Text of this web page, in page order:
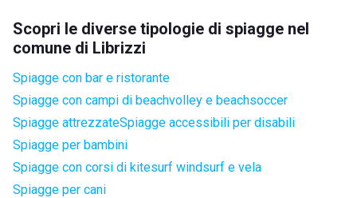
Scopri le diverse tipologie di spiagge nel
comune di Librizzi
Spiagge con bar e ristorante
Spiagge con campi di beachvolley e beachsoccer
Spiagge attrezzateSpiagge accessibili per disabili
Spiagge per bambini
Spiagge con corsi di kitesurf windsurf e vela
Spiagge per cani